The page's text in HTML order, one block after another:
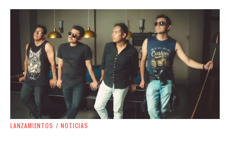
LANZAMIENTOS / NOTICIAS